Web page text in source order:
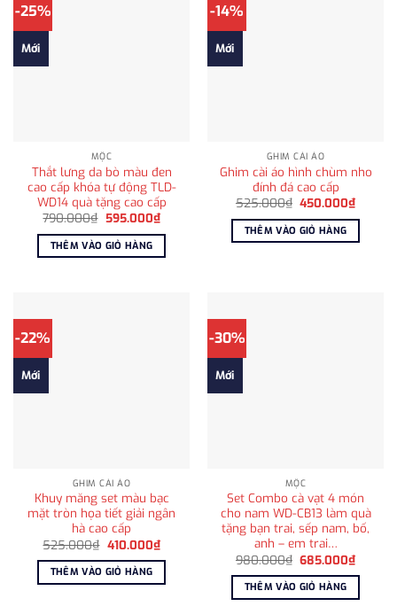
-25%
Mới
MỘC
Thắt lưng da bò màu đen
cao cấp khóa tự động TLD-
WD14 quà tặng cao cấp
790.000₫ Giá
là:
790.000₫.
595.000₫Giá
hiện
tại
595.000₫.
THÊM VÀO GIỎ HÀNG
-14%
Mới
GHIM CÀI ÁO
Ghim cài áo hình chùm nho
đính đá cao cấp
525.000₫ Giá
là:
525.000₫.
450.000₫Giá
hiện
tại
THÊM VÀO GIỎ HÀNG
-22%
Mới
GHIM CÀI ÁO
Khuy măng set màu bạc
mặt tròn họa tiết giải ngân
hà cao cấp
525.000₫ Giá
là:
525.000₫.
410.000₫Giá
hiện
tại
410.000₫.
THÊM VÀO GIỎ HÀNG
-30%
Mới
MỘC
Set Combo cà vạt 4 món
cho nam WD-CB13 làm quà
tặng bạn trai, sếp nam, bố,
anh – em trai…
980.000₫ Giá
là:
980.000₫.
685.000₫Giá
hiện
tại
THÊM VÀO GIỎ HÀNG